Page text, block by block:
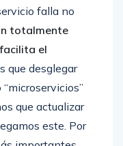
falla no
totalmente
facilita el
que desglegar
que actualizar
este. Por